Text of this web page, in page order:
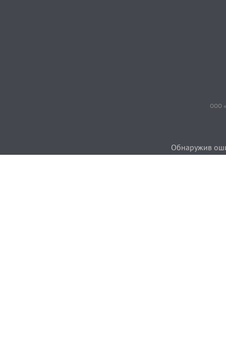
ООО
Обнаружив